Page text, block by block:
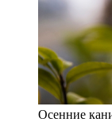
Осенние